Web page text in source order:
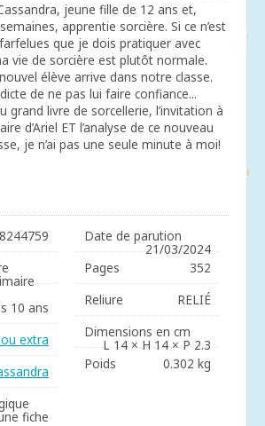
jeune fille de 12 ans et,
apprentie sorcière. Si ce n’est
que je dois pratiquer avec
vie de sorcière est plutôt normale.
élève arrive dans notre classe.
de ne pas lui faire confiance...
grand livre de sorcellerie, l’invitation à
d’Ariel ET l’analyse de ce nouveau
je n’ai pas une seule minute à moi!
10 ans
extra
fiche
Date de parution
21/03/2024
Pages
352
Reliure
RELIÉ
Dimensions en cm
L 14 × H 14 × P 2.3
Poids
0.302 kg